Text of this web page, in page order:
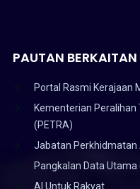
PAUTAN BERKAITAN
Portal Rasmi Kerajaan
Kementerian
(PETRA)
Jabatan Perkhidmatan
Pangkalan Data Utama
AI Untuk Rakyat